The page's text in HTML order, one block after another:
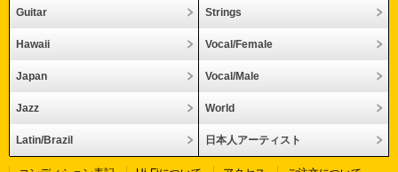
Guitar Strings
Hawaii Vocal/Female
Japan Vocal/Male
Jazz World
Latin/Brazil 日本人アーティスト